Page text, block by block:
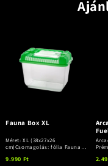
Fauna Box XL
Méret: XL (38x27x26
cm)Csomagolás: fólia Fauna
...
9.990 Ft
g